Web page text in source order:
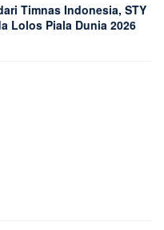
Timnas Indonesia, STY
Lolos Piala Dunia 2026